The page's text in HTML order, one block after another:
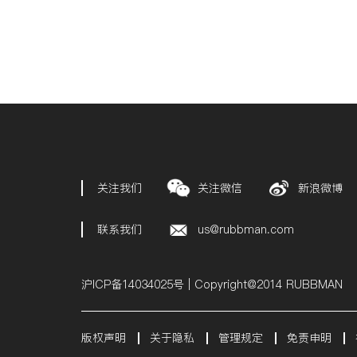
关注我们 关注微信 新浪微博
联系我们 us@rubbman.com
沪ICP备14034025号 | Copyright@2014 RUBBMAN
版权声明 关于隐私 管理规定 免责申明